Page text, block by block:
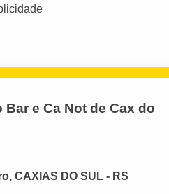
e Ca Not de Cax do
CAXIAS DO SUL - RS